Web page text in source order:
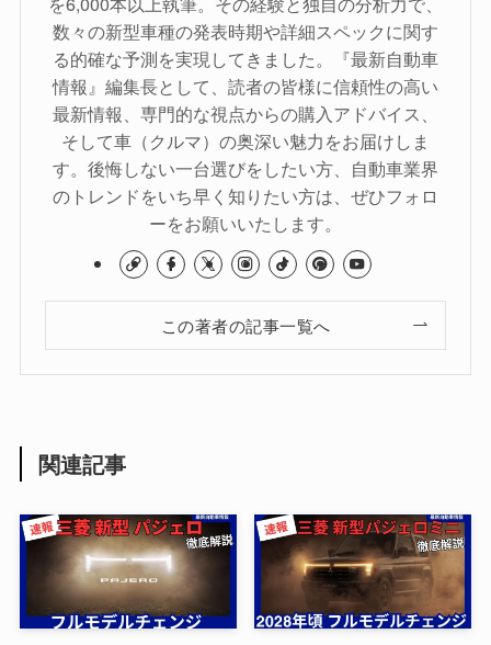
数々の新型車種の発表時期や詳細スペックに関す
る的確な予測を実現してきました。『最新自動車
情報』編集長として、読者の皆様に信頼性の高い
最新情報、専門的な視点からの購入アドバイス、
そして車（クルマ）の奥深い魅力をお届けしま
す。後悔しない一台選びをしたい方、自動車業界
のトレンドをいち早く知りたい方は、ぜひフォロ
ーをお願いいたします。
この著者の記事一覧へ
関連記事